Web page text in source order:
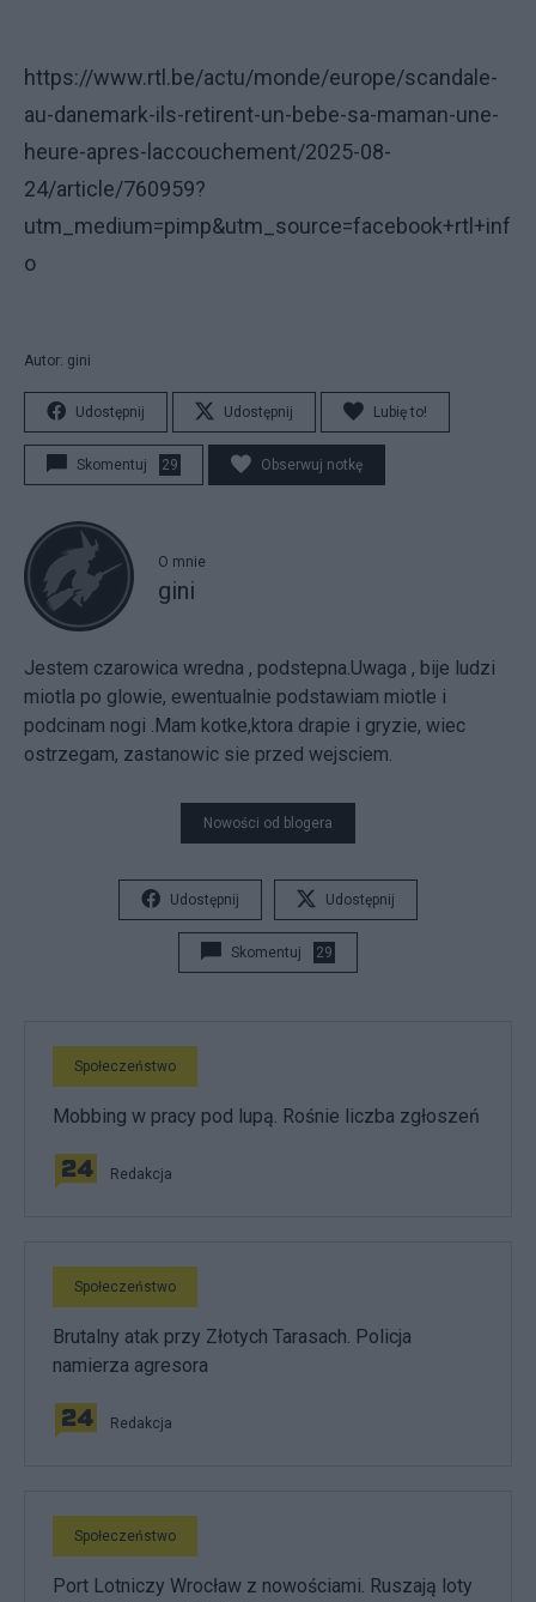
https://www.rtl.be/actu/monde/europe/scandale-
au-danemark-ils-retirent-un-bebe-sa-maman-une-
heure-apres-laccouchement/2025-08-
24/article/760959?
utm_medium=pimp&utm_source=facebook+rtl+inf
o
Autor: gini
Udostępnij Udostępnij Lubię to!
Skomentuj 29 Obserwuj notkę
O mnie
gini
Jestem czarowica wredna , podstepna.Uwaga , bije ludzi
miotla po glowie, ewentualnie podstawiam miotle i
podcinam nogi .Mam kotke,ktora drapie i gryzie, wiec
ostrzegam, zastanowic sie przed wejsciem.
Nowości od blogera
Udostępnij Udostępnij
Skomentuj 29
Społeczeństwo
Mobbing w pracy pod lupą. Rośnie liczba zgłoszeń
Redakcja
Społeczeństwo
Brutalny atak przy Złotych Tarasach. Policja
namierza agresora
Redakcja
Społeczeństwo
Port Lotniczy Wrocław z nowościami. Ruszają loty